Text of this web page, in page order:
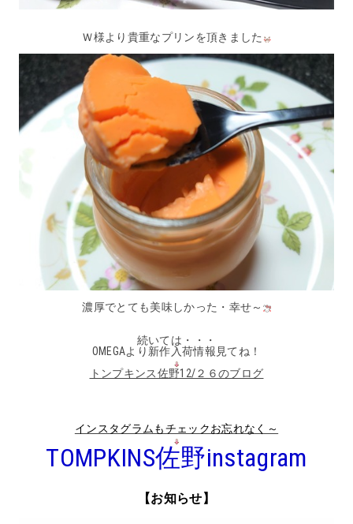
Ｗ様より貴重なプリンを頂きました
濃厚でとても美味しかった・幸せ～
続いては・・・
OMEGAより新作入荷情報見てね！
トンプキンス佐野12/２６のブログ
インスタグラムもチェックお忘れなく～
TOMPKINS佐野instagram
【お知らせ】